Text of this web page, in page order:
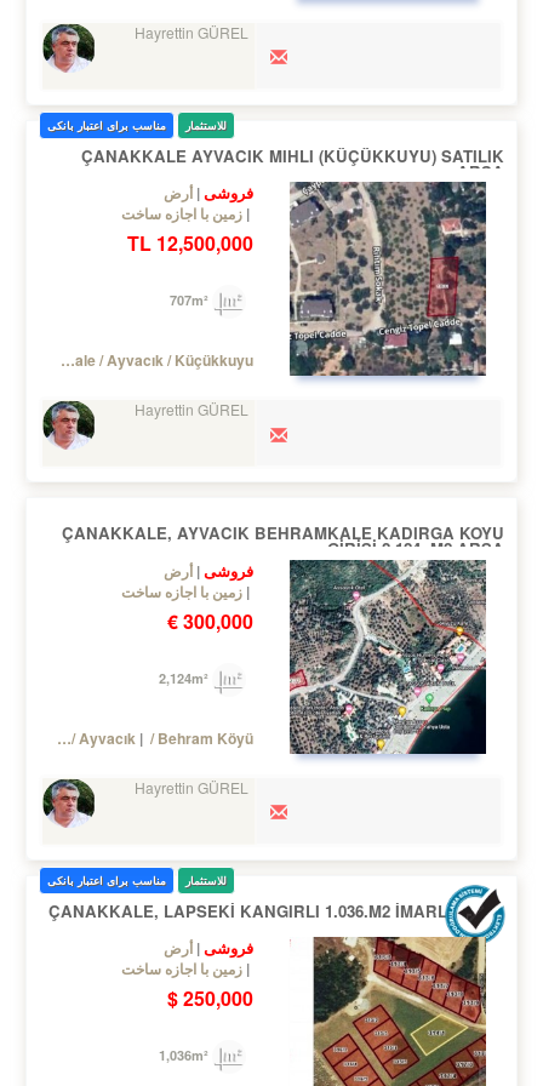
Hayrettin GÜREL
للاستثمار مناسب برای اعتبار بانکی
ÇANAKKALE AYVACIK MIHLI (KÜÇÜKKUYU) SATILIK
ARSA
فروشی أرض
زمین با اجازه ساخت
12,500,000 TL
Turkey Çanakkale / Ayvacık / Küçükkuyu
Hayrettin GÜREL
ÇANAKKALE, AYVACIK BEHRAMKALE KADIRGA KOYU
GİRİŞİ 2.124.-M2 ARSA
فروشی أرض
زمین با اجازه ساخت
300,000 €
Turkey Çanakkale / Ayvacık / Behram Köyü
Hayrettin GÜREL
للاستثمار مناسب برای اعتبار بانکی
ÇANAKKALE, LAPSEKİ KANGIRLI 1.036.M2 İMARLI ARSA
فروشی أرض
زمین با اجازه ساخت
250,000 $